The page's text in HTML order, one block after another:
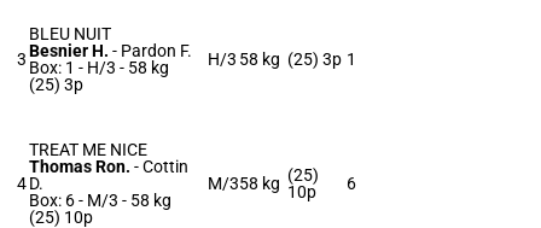
3
BLEU NUIT
Besnier H. - Pardon F.
Box: 1 - H/3 - 58 kg
(25) 3p
H/3 58 kg (25) 3p 1
4
TREAT ME NICE
Thomas Ron. -Cottin
D.
Box: 6 - M/3 - 58 kg
(25) 10p
M/358 kg (25)
10p
6